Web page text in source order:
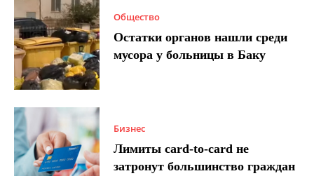
Общество
Остатки органов нашли среди
мусора у больницы в Баку
Бизнес
Лимиты card-to-card не
затронут большинство граждан